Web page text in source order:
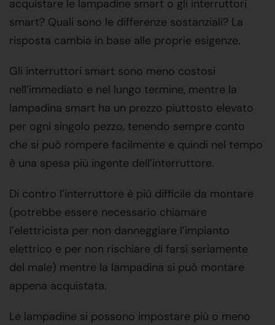
acquistare le lampadine smart o gli interruttori
smart? Quali sono le differenze sostanziali? La
risposta cambia in base alle proprie esigenze.
Gli interruttori smart sono meno costosi
nell’immediato e nel lungo termine, mentre la
lampadina smart ha un prezzo piuttosto elevato
per ogni singolo pezzo, tenendo sempre conto
che si può rompere facilmente e quindi nel tempo
è una spesa più ingente dell’interruttore.
Di contro l’interruttore è più difficile da montare
(potrebbe essere necessario chiamare
l’elettricista per non danneggiare l’impianto
elettrico e per non rischiare di farsi seriamente
del male) mentre la lampadina si può montare
appena acquistata.
Le lampadine si possono impostare più o meno